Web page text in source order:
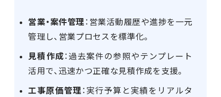
営業・案件管理 ：営業活動履歴や進捗を一元
管理し、営業プロセスを標準化。
見積作成：過去案件の参照やテンプレート
活用で、迅速かつ正確な見積作成を支援。
工事原価管理 ：実行予算と実績をリアルタ